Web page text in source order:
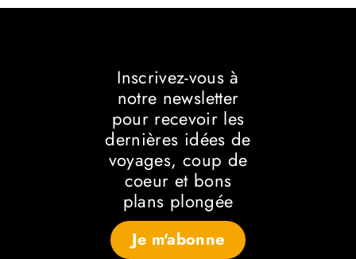
Inscrivez-vous à
notre newsletter
pour recevoir les
dernières idées de
voyages, coup de
coeur et bons
plans plongée
Je m'abonne